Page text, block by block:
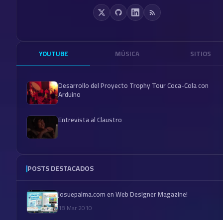
YOUTUBE MÚSICA SITIOS
Desarrollo del Proyecto Trophy Tour Coca-Cola con
Arduino
Entrevista al Claustro
POSTS DESTACADOS
josuepalma.com en Web Designer Magazine!
18 Mar 2010